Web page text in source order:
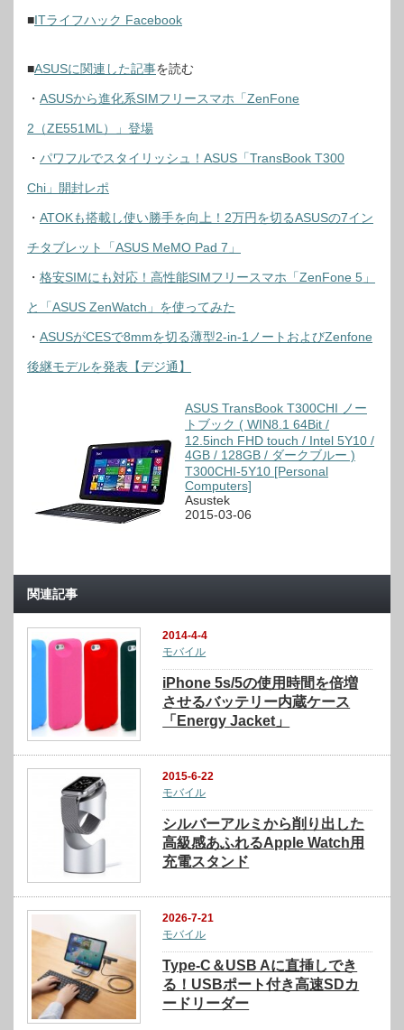
■ITライフハック Facebook
■ASUSに関連した記事を読む
・ ASUSから進化系SIMフリースマホ「ZenFone
2（ZE551ML）」登場
・ パワフルでスタイリッシュ！ASUS「TransBook T300
Chi」開封レポ
・ ATOKも搭載し使い勝手を向上！2万円を切るASUSの7イン
チタブレット「ASUS MeMO Pad 7」
・ 格安SIMにも対応！高性能SIMフリースマホ「ZenFone 5」
と「ASUS ZenWatch」を使ってみた
・ ASUSがCESで8mmを切る薄型2-in-1ノートおよびZenfone
後継モデルを発表【デジ通】
ASUS TransBook T300CHI ノー
トブック ( WIN8.1 64Bit /
12.5inch FHD touch / Intel 5Y10 /
4GB / 128GB / ダークブルー )
T300CHI-5Y10 [Personal
Computers]
Asustek
2015-03-06
関連記事
2014-4-4
モバイル
iPhone 5s/5の使用時間を倍増
させるバッテリー内蔵ケース
「Energy Jacket」
2015-6-22
モバイル
シルバーアルミから削り出した
高級感あふれるApple Watch用
充電スタンド
2026-7-21
モバイル
Type-C＆USB Aに直挿しでき
る！USBポート付き高速SDカ
ードリーダー